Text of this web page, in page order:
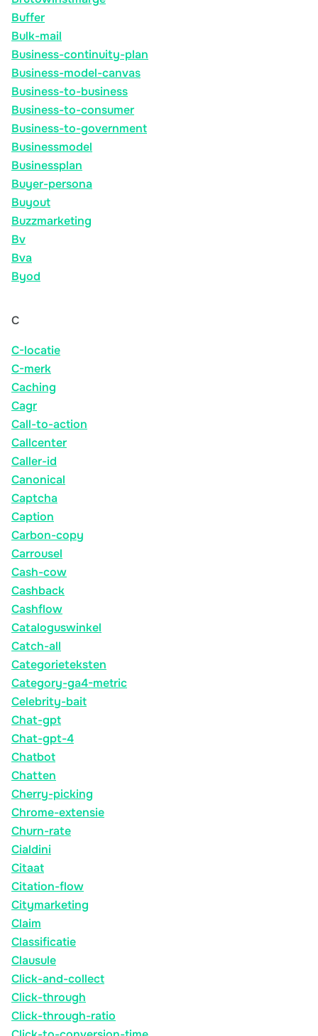
Buffer
Bulk-mail
Business-continuity-plan
Business-model-canvas
Business-to-business
Business-to-consumer
Business-to-government
Businessmodel
Businessplan
Buyer-persona
Buyout
Buzzmarketing
Bv
Bva
Byod
C
C-locatie
C-merk
Caching
Cagr
Call-to-action
Callcenter
Caller-id
Canonical
Captcha
Caption
Carbon-copy
Carrousel
Cash-cow
Cashback
Cashflow
Cataloguswinkel
Catch-all
Categorieteksten
Category-ga4-metric
Celebrity-bait
Chat-gpt
Chat-gpt-4
Chatbot
Chatten
Cherry-picking
Chrome-extensie
Churn-rate
Cialdini
Citaat
Citation-flow
Citymarketing
Claim
Classificatie
Clausule
Click-and-collect
Click-through
Click-through-ratio